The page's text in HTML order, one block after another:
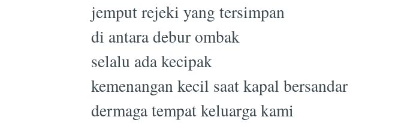
jemput rejeki yang tersimpan
di antara debur ombak
selalu ada kecipak
kemenangan kecil saat kapal bersandar
dermaga tempat keluarga kami